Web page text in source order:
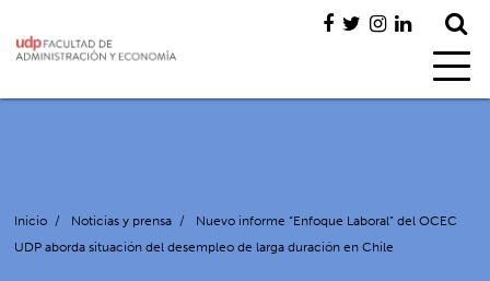
Inicio / Noticias y prensa /
Nuevo informe “Enfoque Laboral” del OCEC
UDP aborda situación del desempleo de larga duración en Chile